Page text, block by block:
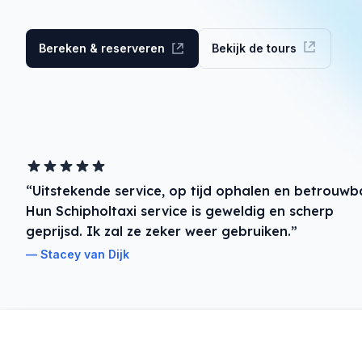
Bereken & reserveren Bekijk de tours
“Uitstekende service, op tijd ophalen en
Hun Schipholtaxi service is geweldig en scherp
geprijsd. Ik zal ze zeker weer gebruiken.”
Stacey van Dijk